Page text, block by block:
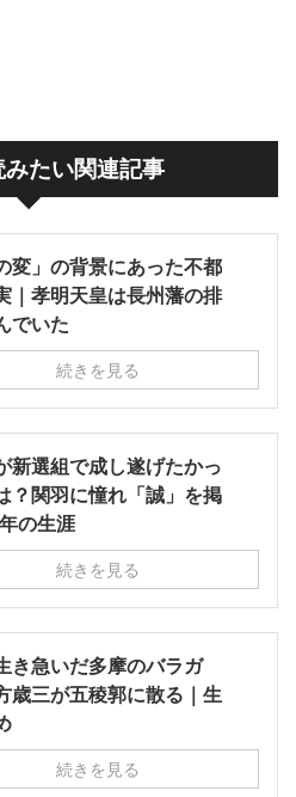
みたい関連記事
変」の背景にあった不都
｜孝明天皇は長州藩の排
でいた
続きを見る
新選組で成し遂げたかっ
？関羽に憧れ「誠」を掲
の生涯
続きを見る
き急いだ多摩のバラガ
歳三が五稜郭に散る｜生
続きを見る